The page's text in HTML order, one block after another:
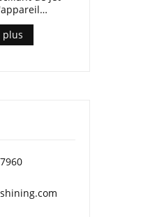
de brume
plus